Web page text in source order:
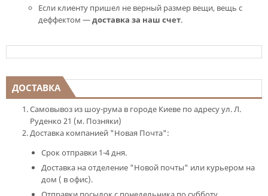
Если клиенту пришел не верный размер вещи, вещь с
деффектом —доставка за наш счет.
ДОСТАВКА
Самовывоз из шоу-рума в городе Киеве по адресу ул. Л.
Руденко 21 (м. Позняки)
Доставка компанией "Новая Почта":
Срок отправки 1-4 дня.
Доставка на отделение "Новой почты" или курьером на
дом ( в офис).